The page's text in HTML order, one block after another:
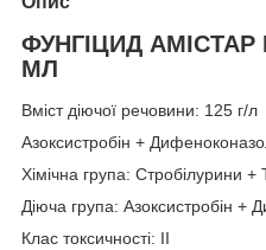
ФУНГІЦИД АМІСТАР
МЛ
Вміст діючої речовини: 125 г/л
Азоксистробін +
Хімічна група: Стробілурини +
Діюча група: Азоксистробін +
Клас токсичності: ІІ